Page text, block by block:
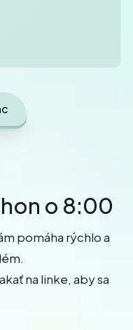
o 8:00
pomáha rýchlo a
na linke, aby sa